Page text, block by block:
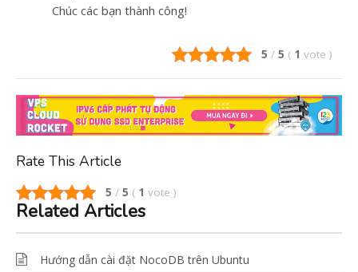
Chúc các bạn thành công!
5 / 5 ( 1 vote )
Rate This Article
5 / 5 ( 1 vote )
Related Articles
Hướng dẫn cài đặt NocoDB trên Ubuntu